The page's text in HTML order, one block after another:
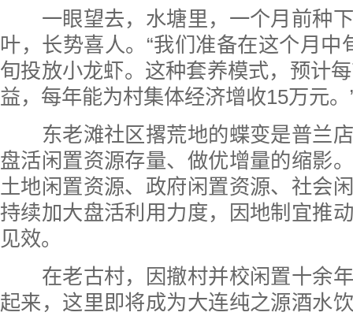
一眼望去，水塘里，一个月前种下
叶，长势喜人。“我们准备在这个月中
旬投放小龙虾。这种套养模式，预计
益，每年能为村集体经济增收15万元
东老滩社区撂荒地的蝶变是普兰店
盘活闲置资源存量、做优增量的缩影
土地闲置资源、政府闲置资源、社会
持续加大盘活利用力度，因地制宜推
见效。
在老古村，因撤村并校闲置十余年
起来，这里即将成为大连纯之源酒水